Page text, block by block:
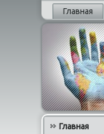
Главная
Главная